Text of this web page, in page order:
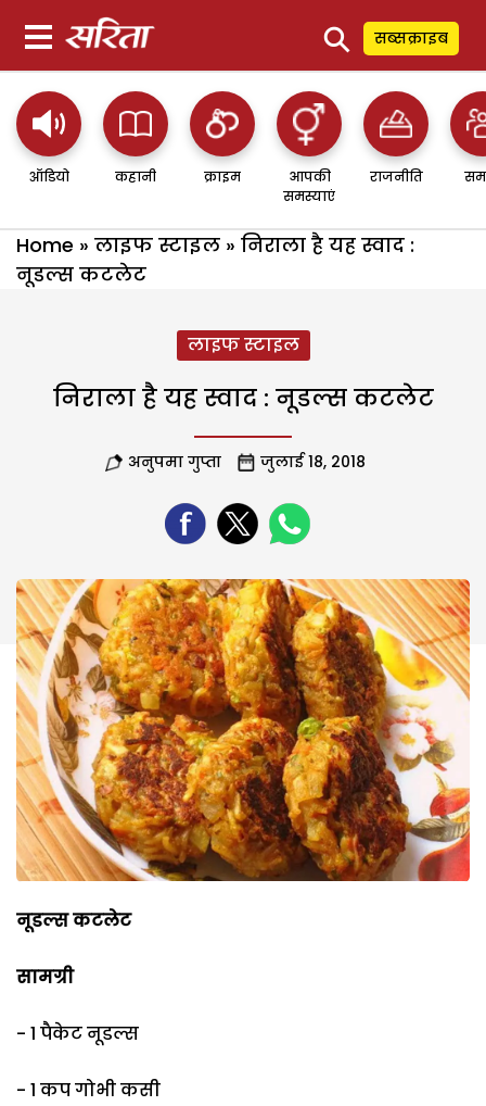
⚲ सब्सक्राइब
ऑडियो कहानी क्राइम
आपकी
समस्याएं
राजनीति
Home » लाइफ स्टाइल » निराला है यह स्वाद :
नूडल्स कटलेट
लाइफ स्टाइल
निराला है यह स्वाद : नूडल्स कटलेट
अनुपमा गुप्ता जुलाई 18, 2018
नूडल्स कटलेट
सामग्री
- 1 पैकेट नूडल्स
- 1 कप गोभी कसी